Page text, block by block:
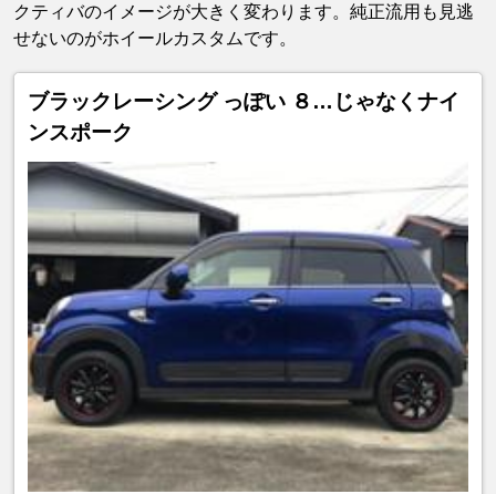
クティバのイメージが大きく変わります。純正流用も見逃
せないのがホイールカスタムです。
ブラックレーシング っぽい ８…じゃなくナイ
ンスポーク